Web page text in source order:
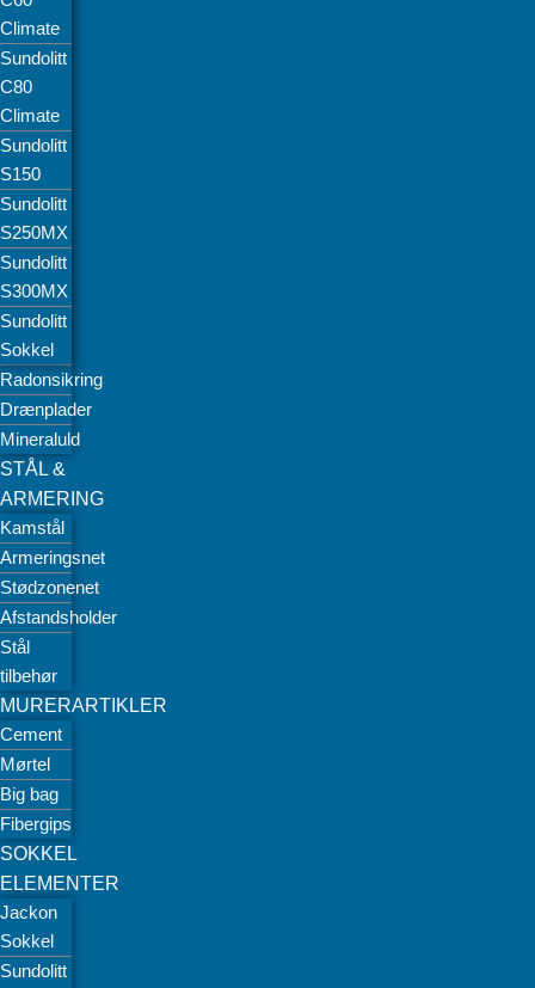
Climate
Sundolitt
C80
Climate
Sundolitt
S150
Sundolitt
S250MX
Sundolitt
S300MX
Sundolitt
Sokkel
Radonsikring
Drænplader
Mineraluld
STÅL &
ARMERING
Kamstål
Armeringsnet
Stødzonenet
Afstandsholder
Stål
tilbehør
MURERARTIKLER
Cement
Mørtel
Big bag
Fibergips
SOKKEL
ELEMENTER
Jackon
Sokkel
Sundolitt